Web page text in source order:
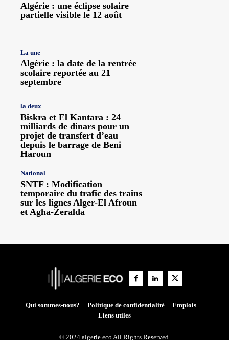
Algérie : une éclipse solaire
partielle visible le 12 août
La une
Algérie : la date de la rentrée
scolaire reportée au 21
septembre
la deux
Biskra et El Kantara : 24
milliards de dinars pour un
projet de transfert d’eau
depuis le barrage de Beni
Haroun
National
SNTF : Modification
temporaire du trafic des trains
sur les lignes Alger-El Afroun
et Agha-Zeralda
Qui sommes-nous? Politique de confidentialité
Emplois
Liens utiles
© 2024 algerie eco All Rights Reserved.